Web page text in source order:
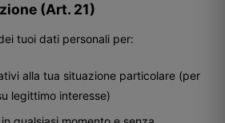
(Art. 21)
tuoi dati personali per:
alla tua situazione particolare (per
legittimo interesse)